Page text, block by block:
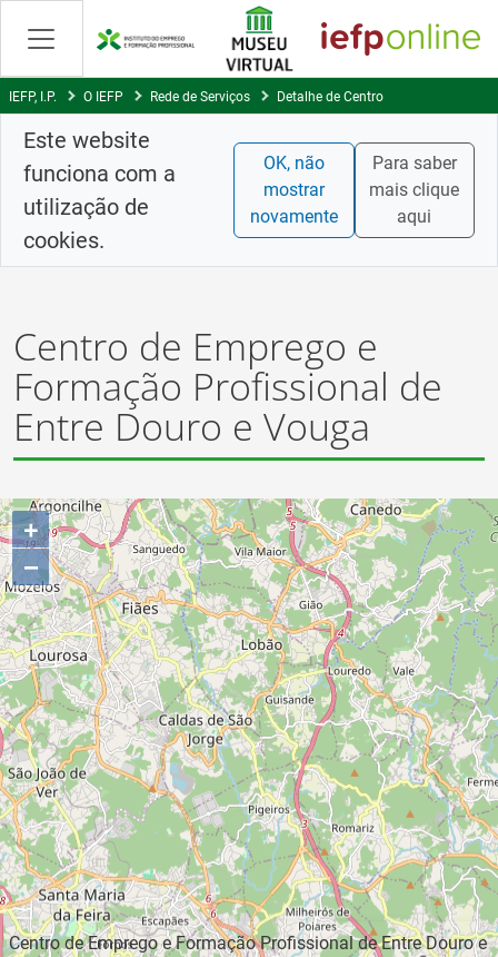
Skip
Content
IEFP, I.P. O IEFP Rede de Serviços Detalhe de Centro
Este website
funciona com a
utilização de
cookies.
OK, não
mostrar
novamente
Para saber
mais clique
aqui
Centro de Emprego e
Formação Profissional de
Entre Douro e Vouga
Centro de Emprego e Formação Profissional de Entre Douro e
+
−